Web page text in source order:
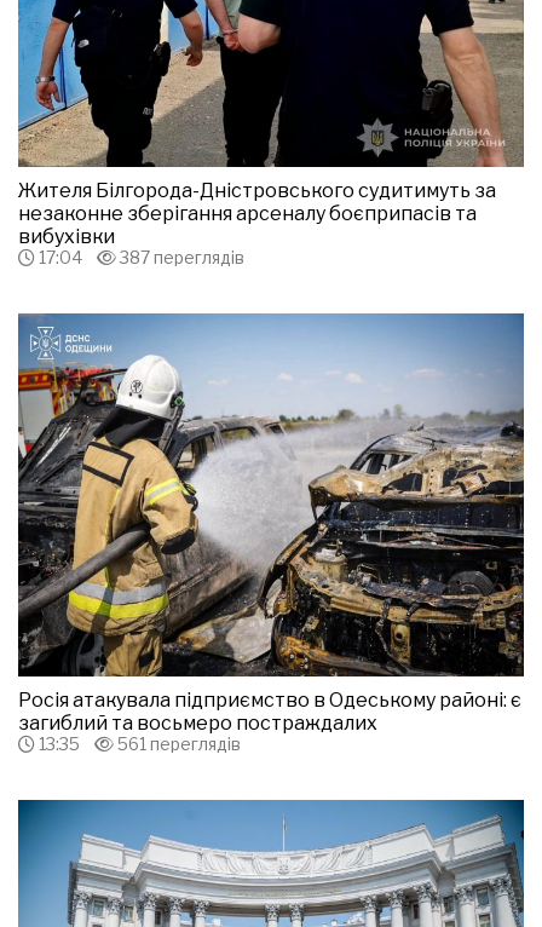
Жителя Білгорода-Дністровського судитимуть за
незаконне зберігання арсеналу боєприпасів та
вибухівки
17:04 387 переглядів
Росія атакувала підприємство в Одеському районі: є
загиблий та восьмеро постраждалих
13:35 561 переглядів